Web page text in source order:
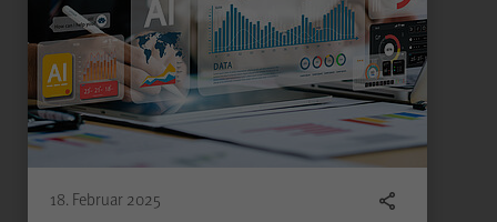
18. Februar 2025
auf bestimmten Seiten innerhalb
des Mitgliederbereichs.